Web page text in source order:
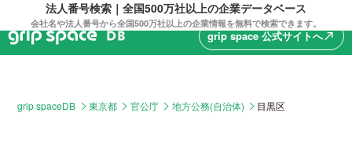
法人番号検索｜全国500万社以上の企業データベース
会社名や法人番号から全国500万社以上の企業情報を無料で検索できます。
grip space 公式サイトへnorth_east
grip spaceDB 東京都 官公庁 地方公務(自治体) 目黒区